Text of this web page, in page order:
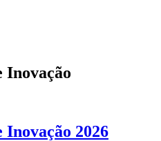
Inovação
2026